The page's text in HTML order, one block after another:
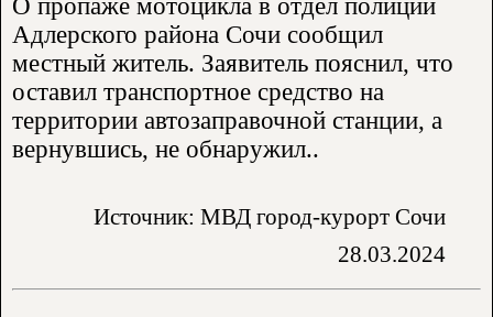
О пропаже мотоцикла в отдел полиции
Адлерского района Сочи сообщил
местный житель. Заявитель пояснил, что
оставил транспортное средство на
территории автозаправочной станции, а
вернувшись, не обнаружил..
Источник: МВД город-курорт Сочи
28.03.2024